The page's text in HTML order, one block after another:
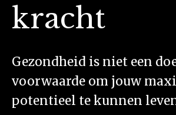
kracht
Gezondheid is niet een
voorwaarde om jouw
potentieel te kunnen